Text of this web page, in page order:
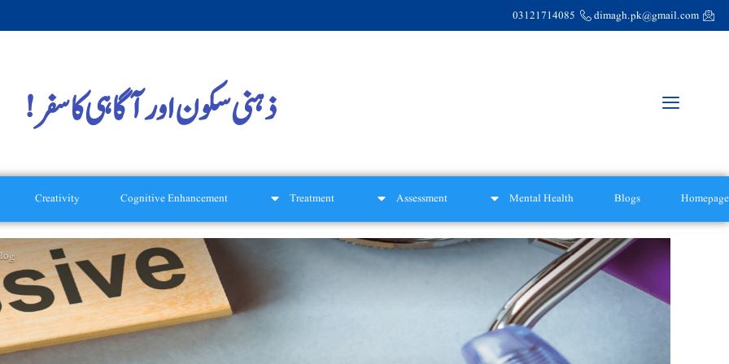
dimagh.pk@gmail.com
03121714085
ذہنی سکون اور آگاہی کا سفر!
Homepage
Blogs
Mental Health
Assessment
Treatment
Cognitive Enhancement
Creativity